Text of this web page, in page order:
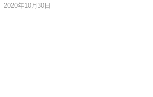
2020年10月30日